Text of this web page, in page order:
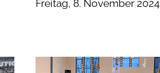
Freitag, 8. November 2024